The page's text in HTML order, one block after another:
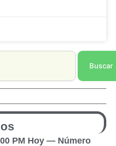
Buscar
PM Hoy — Número